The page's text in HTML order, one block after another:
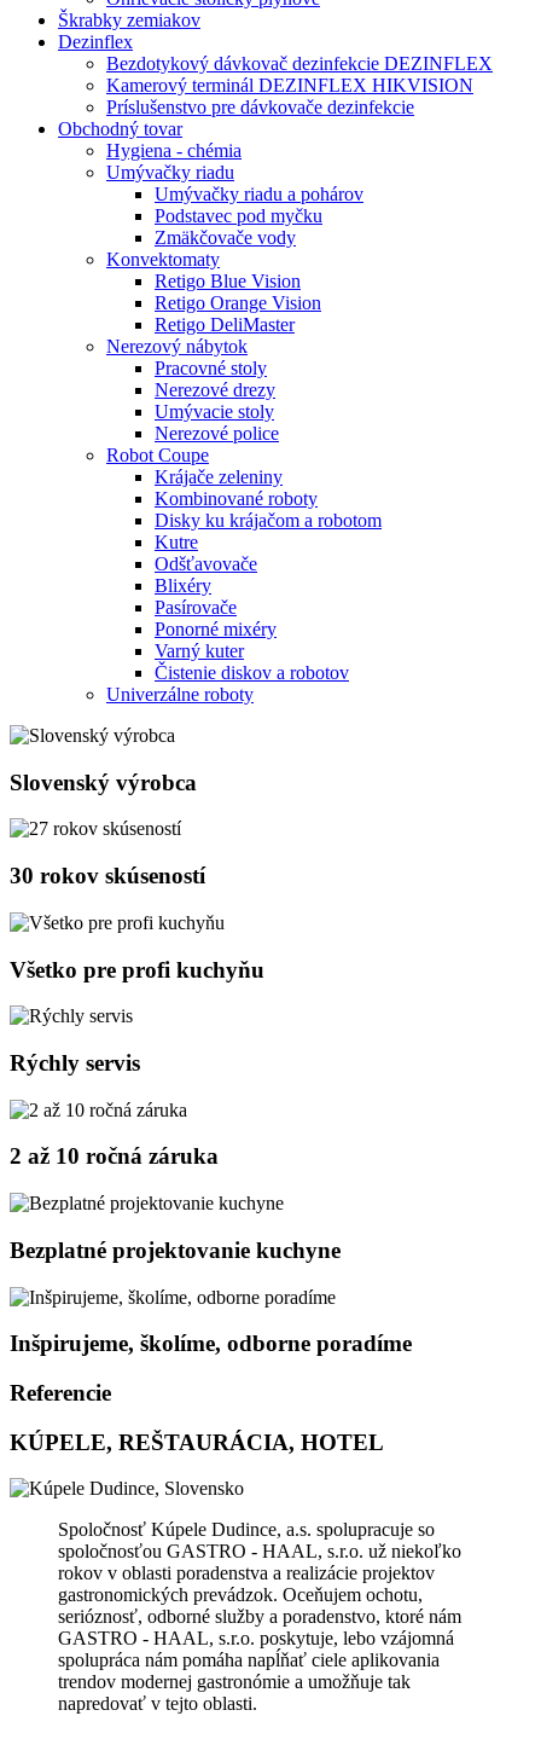
Škrabky zemiakov
Dezinflex
Bezdotykový dávkovač dezinfekcie DEZINFLEX
Kamerový terminál DEZINFLEX HIKVISION
Príslušenstvo pre dávkovače dezinfekcie
Obchodný tovar
Hygiena - chémia
Umývačky riadu
Umývačky riadu a pohárov
Podstavec pod myčku
Zmäkčovače vody
Konvektomaty
Retigo Blue Vision
Retigo Orange Vision
Retigo DeliMaster
Nerezový nábytok
Pracovné stoly
Nerezové drezy
Umývacie stoly
Nerezové police
Robot Coupe
Krájače zeleniny
Kombinované roboty
Disky ku krájačom a robotom
Kutre
Odšťavovače
Blixéry
Pasírovače
Ponorné mixéry
Varný kuter
Čistenie diskov a robotov
Univerzálne roboty
Slovenský výrobca
30 rokov skúseností
Všetko pre profi kuchyňu
Rýchly servis
2 až 10 ročná záruka
Bezplatné projektovanie kuchyne
Inšpirujeme, školíme, odborne poradíme
Referencie
KÚPELE, REŠTAURÁCIA, HOTEL
Spoločnosť Kúpele Dudince, a.s. spolupracuje so
spoločnosťou GASTRO - HAAL, s.r.o. už niekoľko
rokov v oblasti poradenstva a realizácie projektov
gastronomických prevádzok. Oceňujem ochotu,
serióznosť, odborné služby a poradenstvo, ktoré nám
GASTRO - HAAL, s.r.o. poskytuje, lebo vzájomná
spolupráca nám pomáha napĺňať ciele aplikovania
trendov modernej gastronómie a umožňuje tak
napredovať v tejto oblasti.